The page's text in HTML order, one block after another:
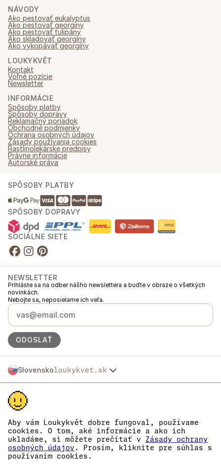
Aby vám Loukykvět dobre fungoval, používame
cookies. O tom, aké informácie a ako ich
ukladáme, si môžete prečítať v
Zásady ochrany
osobných údajov . Prosím, kliknite pre súhlas s
používaním cookies.
NÁVODY
Ako pestovať eukalyptus
Ako pestovať georgíny
Ako pestovať tulipány
Ako skladovať georgíny
Ako vykopávať georgíny
LOUKYKVĚT
Kontakt
Voľné pozície
Newsletter
INFORMÁCIE
Spôsoby platby
Spôsoby dopravy
Reklamačný poriadok
Obchodné podmienky
Ochrana osobných údajov
Zásady používania cookies
Rastlinolekárske predpisy
Právne informácie
Autorské práva
SPÔSOBY PLATBY
SPÔSOBY DOPRAVY
SOCIÁLNE SIETE
NEWSLETTER
Prihláste sa na odber nášho newslettera a buďte v obraze o všetkých
novinkách.
Nebojte sa, neposielame ich veľa.
ODOSLAŤ
Slovenskoloukykvet.sk
Česko
Polska
Österreich
Deutschland
France
België
Danmark
Eesti
España
Spoločnosť Loukykvět s.r.o. je zapísaná v Obchodnom registri
Mestského súdu v Prahe, oddiel C, vložka 268616.
EKF00180493.
Pre vydávanie rastlinolekárskych pasov používame registračné číslo
0636.
IČO je 05663687, DIČ je CZ05663687.
ID dátovej schránky je eng827q.
Číslo EORI je CZ05663687.